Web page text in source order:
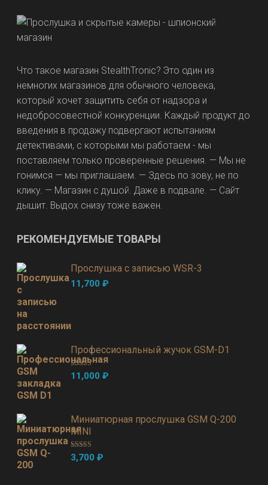
Что такое магазин StealthTronic? Это один из
немногих магазинов для обычного человека,
который хочет защитить себя от надзора и
недобросовестной конкуренции. Каждый продукт до
введения в продажу подвергают испытаниям
детективами, с которыми мы работаем - мы
поставляем только проверенные решения. — Мы не
гонимся — мы приглашаем. — Здесь по зову, не по
клику. — Магазин с душой. Даже в подвале. — Сайт
дышит. Выдох снизу тоже важен.
РЕКОМЕНДУЕМЫЕ ТОВАРЫ
Прослушка с записью WSR-3
11,700₽
Профессиональный жучок GSM-D1
Оценка5.00
из 5
11,000₽
Миниатюрная прослушка GSM Q-200
MINI
Оценка 5.00
из 5
3,700₽